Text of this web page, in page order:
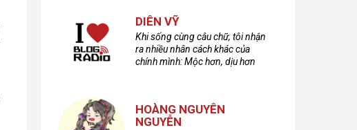
DIÊN VỸ
Khi sống cùng câu chữ, tôi nhận
ra nhiều nhân cách khác của
chính mình: Mộc hơn, dịu hơn
HOÀNG NGUYÊN
NGUYỄN